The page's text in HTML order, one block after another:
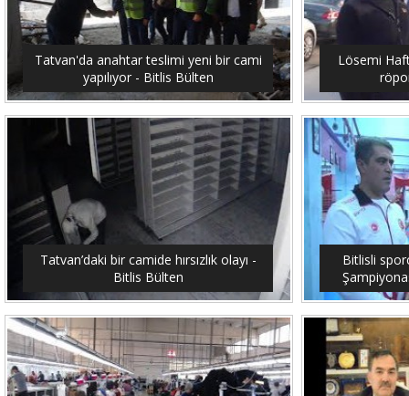
Tatvan'da anahtar teslimi yeni bir cami
yapılıyor - Bitlis Bülten
Lösemi
Tatvan’daki bir camide hırsızlık olayı -
Bitlis Bülten
Bitlisli